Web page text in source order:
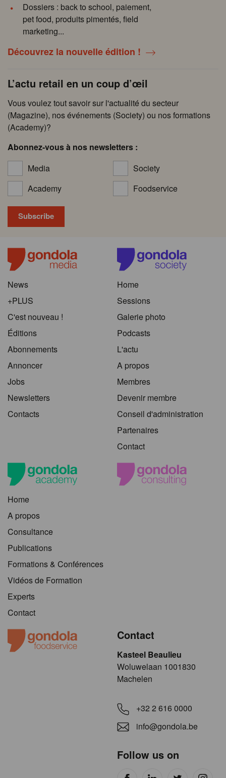
Dossiers : back to school, paiement,
pet food, produits pimentés, field
marketing...
Découvrez la nouvelle édition !
L’actu retail en un coup d’œil
Vous voulez tout savoir sur l'actualité du secteur
(Magazine), nos événements (Society) ou nos formations
(Academy)?
Abonnez-vous à nos newsletters :
Media
Society
Academy
Foodservice
News
+PLUS
C'est nouveau !
Éditions
Abonnements
Annoncer
Jobs
Newsletters
Contacts
Home
Sessions
Galerie photo
Podcasts
L'actu
A propos
Membres
Devenir membre
Conseil d'administration
Partenaires
Contact
Home
A propos
Consultance
Publications
Formations & Conférences
Vidéos de Formation
Experts
Contact
Contact
Kasteel Beaulieu
​​​Woluwelaan 1001830
Machelen
+32 2 616 0000
info@gondola.be
Follow us on